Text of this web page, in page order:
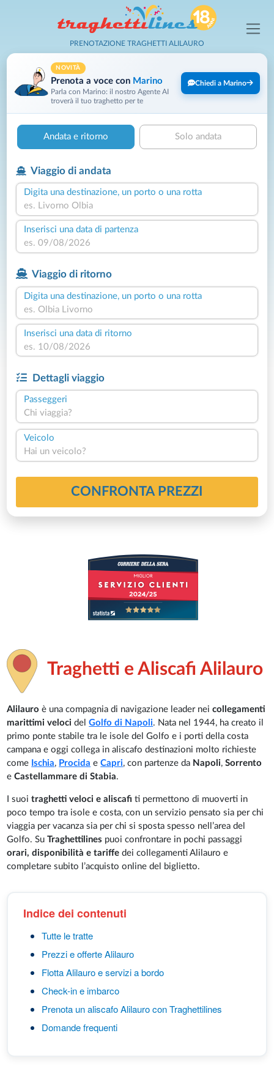
PRENOTAZIONE TRAGHETTI ALILAURO
NOVITÀ
Prenota a voce con Marino
Parla con Marino: il nostro Agente AI
troverà il tuo traghetto per te
Chiedi a Marino
Andata e ritorno Solo andata
Viaggio di andata
Digita una destinazione, un porto o una rotta
Inserisci una data di partenza
Viaggio di ritorno
Digita una destinazione, un porto o una rotta
Inserisci una data di ritorno
Dettagli viaggio
Passeggeri
Chi viaggia?
Veicolo
Hai un veicolo?
CONFRONTA PREZZI
Traghetti e Aliscafi Alilauro
Alilauro è una compagnia di navigazione leader neicollegamenti
marittimi veloci delGolfo di Napoli. Nata nel 1944, ha creato il
primo ponte stabile tra le isole del Golfo e i porti della costa
campana e oggi collega in aliscafo destinazioni molto richieste
come Ischia, Procida eCapri, con partenze da Napoli,Sorrento
eCastellammare di Stabia.
I suoitraghetti veloci e aliscafi ti permettono di muoverti in
poco tempo tra isole e costa, con un servizio pensato sia per chi
viaggia per vacanza sia per chi si sposta spesso nell’area del
Golfo. SuTraghettilines puoi confrontare in pochi passaggi
orari, disponibilità e tariffe dei collegamenti Alilauro e
completare subito l’acquisto online del biglietto.
Indice dei contenuti
Tutte le tratte
Prezzi e offerte Alilauro
Flotta Alilauro e servizi a bordo
Check-in e imbarco
Prenota un aliscafo Alilauro con Traghettilines
Domande frequenti